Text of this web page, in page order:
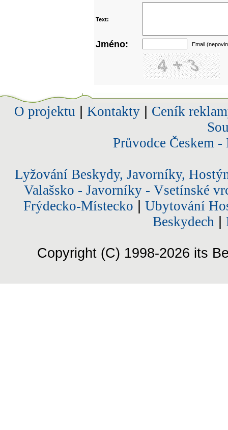
Text:
Jméno: Email
O projektu Kontakty| Ceník
Průvodce Českem
Lyžování Beskydy, Javorníky,
Valašsko - Javorníky - Vsetínské
Frýdecko-Místecko
Ubytování
Beskydech
Copyright (C) 1998-2026 its